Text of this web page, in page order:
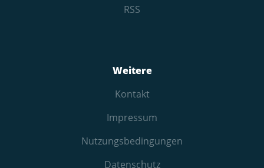
RSS
Weitere
Kontakt
Impressum
Nutzungs­bedingungen
Datenschutz